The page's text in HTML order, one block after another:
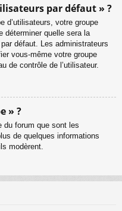
par défaut » ?
d’utilisateurs, votre groupe
déterminer quelle sera la
défaut. Les administrateurs
vous-même votre groupe
de contrôle de l’utilisateur.
» ?
du forum que sont les
de quelques informations
modèrent.